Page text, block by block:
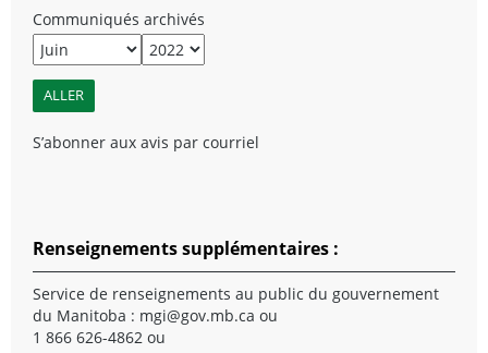
Communiqués archivés
S’abonner aux avis par courriel
Renseignements supplémentaires :
Service de renseignements au public du gouvernement
du Manitoba : mgi@gov.mb.ca ou
1 866 626-4862 ou